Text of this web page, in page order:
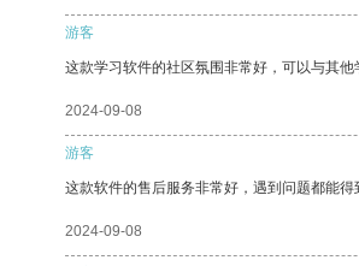
游客
这款学习软件的社区氛围非常好，可以与其他
2024-09-08
游客
这款软件的售后服务非常好，遇到问题都能得
2024-09-08